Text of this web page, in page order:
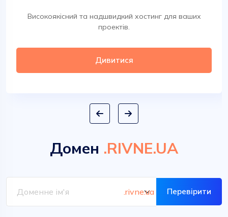
Високоякісний та надшвидкий хостинг для ваших
проектів.
Дивитися
Домен .RIVNE.UA
Перевірити